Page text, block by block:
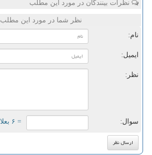
نظرات بینندگان در مورد این مطلب
نظر شما در مورد این مطلب
نام:
ایمیل:
نظر:
سوال: = ۶ بعلاوه ۳